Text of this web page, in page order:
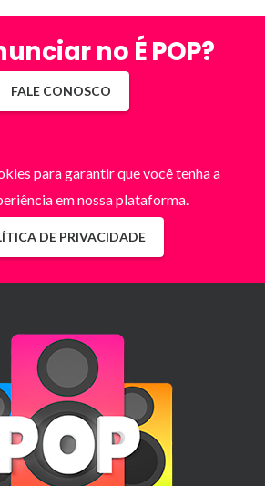
no É POP?
FALE CONOSCO
para garantir que você tenha a
em nossa plataforma.
DE PRIVACIDADE